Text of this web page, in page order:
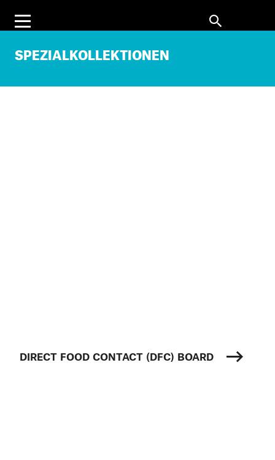
SPEZIALKOLLEKTIONEN
DIRECT FOOD CONTACT (DFC) BOARD